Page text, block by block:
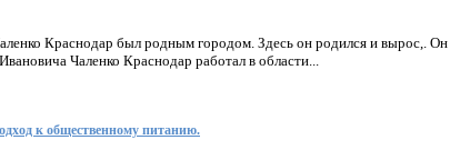
Краснодар был родным городом. Здесь он родился и вырос,. Он
Чаленко Краснодар работал в области...
к общественному питанию.